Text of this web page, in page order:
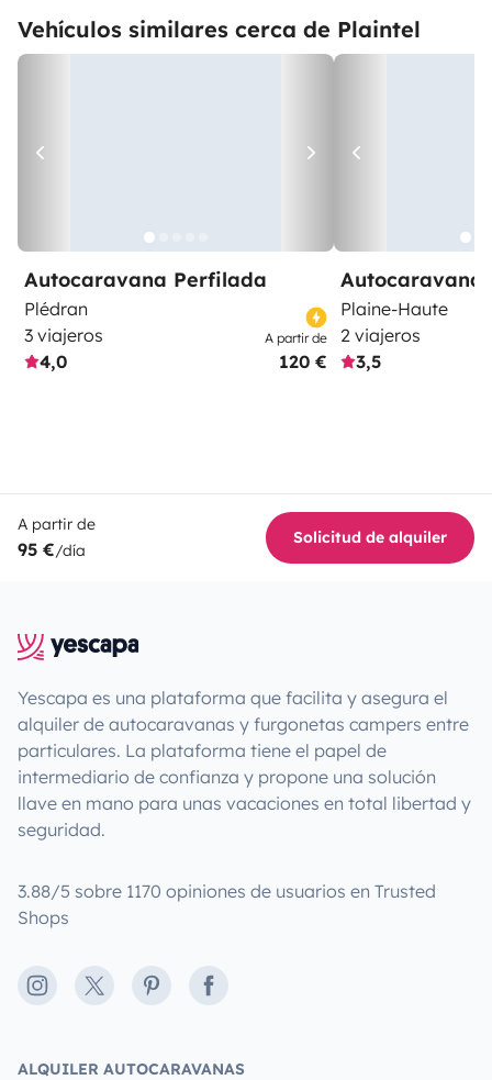
Vehículos similares cerca de Plaintel
Autocaravana Perfilada
Plédran
3 viajeros
4,0
A partir de
120 €
Autocaravana
Plaine-Haute
2 viajeros
3,5
A partir de
95 €/día
Solicitud de alquiler
Yescapa es una plataforma que facilita y asegura el
alquiler de autocaravanas y furgonetas campers entre
particulares. La plataforma tiene el papel de
intermediario de confianza y propone una solución
llave en mano para unas vacaciones en total libertad y
seguridad.
3.88/5 sobre 1170 opiniones de usuarios en Trusted
Shops
Instagram
X PinterestFacebook
ALQUILER AUTOCARAVANAS